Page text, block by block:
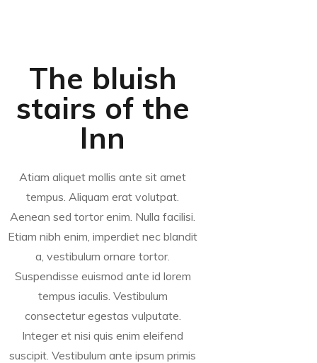
The bluish
stairs of the
Inn
Atiam aliquet mollis ante sit amet
tempus. Aliquam erat volutpat.
Aenean sed tortor enim. Nulla facilisi.
Etiam nibh enim, imperdiet nec blandit
a, vestibulum ornare tortor.
Suspendisse euismod ante id lorem
tempus iaculis. Vestibulum
consectetur egestas vulputate.
Integer et nisi quis enim eleifend
suscipit. Vestibulum ante ipsum primis